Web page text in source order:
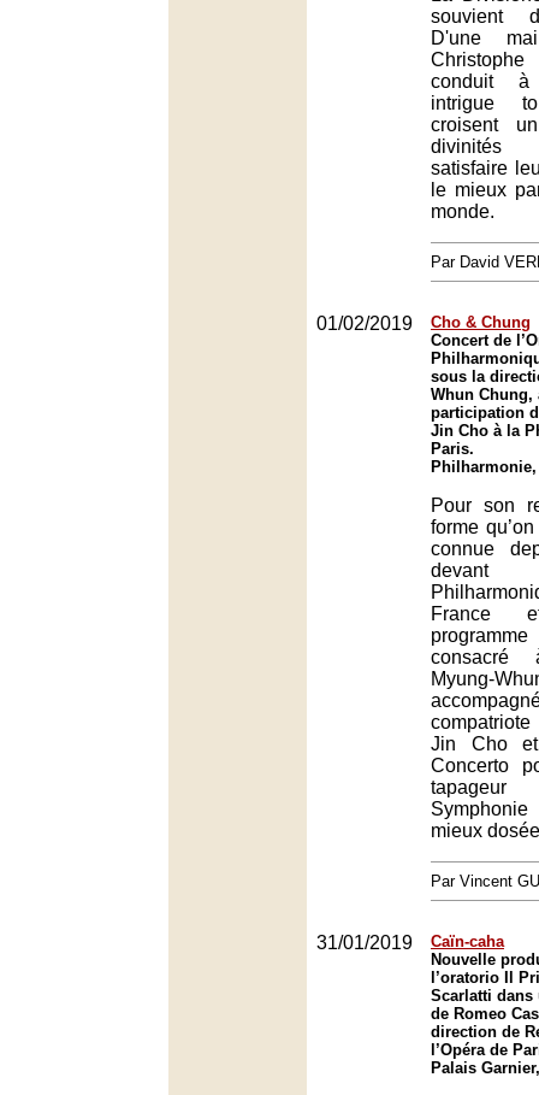
souvient
D'une
conduit à
intrigue
croisent
divinités
satisfaire
le mieux
monde.
Par David
01/02/2019
Cho & Chung
Concert de
sous la
Whun Chung,
participation
Jin Cho à la
Paris.
Pour son
forme
connue
devant
France
consacré
Myung-
Jin Cho
Concerto
mieux
Par Vincent
31/01/2019
Caïn-caha
Nouvelle
l’oratorio Il
Scarlatti dans
de Romeo
direction de
l’Opéra de
Palais